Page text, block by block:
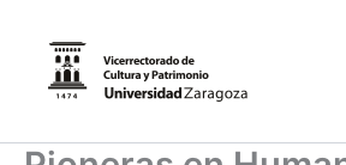
contenido